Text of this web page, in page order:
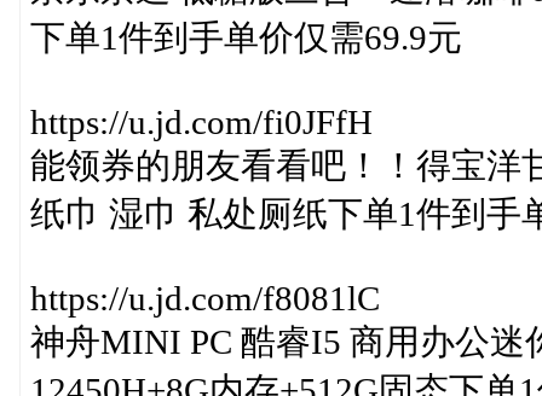
下单1件到手单价仅需69.9元
https://u.jd.com/fi0JFfH
能领券的朋友看看吧！！得宝洋
纸巾 湿巾 私处厕纸下单1件到手
https://u.jd.com/f8081lC
神舟MINI PC 酷睿I5 商用办公